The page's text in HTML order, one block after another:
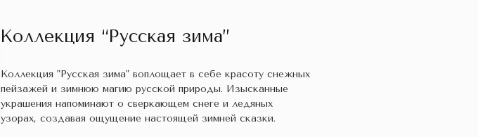
Коллекция “Русская зима”
Коллекция "Русская зима" воплощает в себе красоту снежных
пейзажей и зимнюю магию русской природы. Изысканные
украшения напоминают о сверкающем снеге и ледяных
узорах, создавая ощущение настоящей зимней сказки.